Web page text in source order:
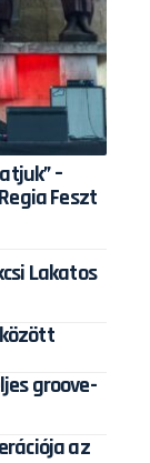
–
Feszt
Lakatos
groove-
az